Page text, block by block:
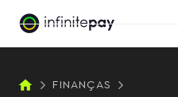
FINANÇAS